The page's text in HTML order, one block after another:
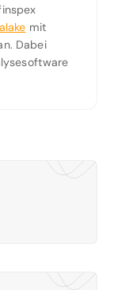
mit
Dabei